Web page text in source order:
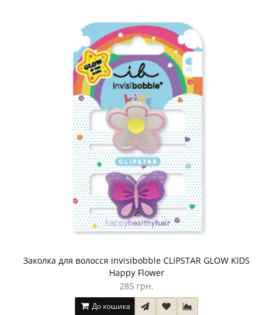
Заколка для волосся invisibobble CLIPSTAR GLOW KIDS
Happy Flower
285 грн.
До кошика